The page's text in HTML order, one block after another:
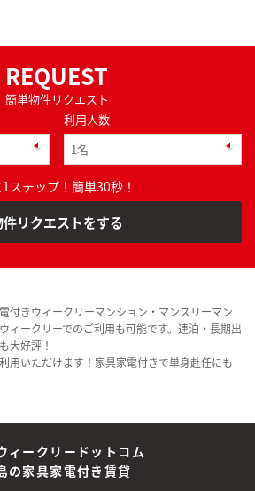
REQUEST
簡単物件リクエスト
利用人数
ステップ！簡単30秒！
件リクエストをする
付きウィークリーマンション・マンスリーマン
ィークリーでのご利用も可能です。連泊・長期出
大好評！
用いただけます！家具家電付きで単身赴任にも
ィークリードットコム
の家具家電付き賃貸